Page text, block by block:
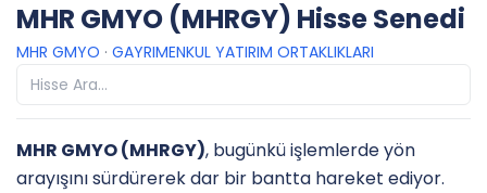
MHR GMYO (MHRGY) Hisse Senedi
MHR GMYO · GAYRIMENKUL YATIRIM ORTAKLIKLARI
MHR GMYO (MHRGY), bugünkü işlemlerde yön
arayışını sürdürerek dar bir bantta hareket ediyor.